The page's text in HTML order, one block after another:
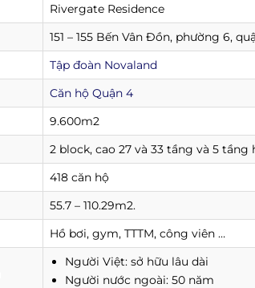
Rivergate Residence
151 – 155 Bến Vân Đồn, phường 6,
Tập đoàn Novaland
Căn hộ Quận 4
9.600m2
2 block, cao 27 và 33 tầng và 5 tầng
418 căn hộ
55.7 – 110.29m2.
Hồ bơi, gym, TTTM, công viên …
Người Việt: sở hữu lâu dài
Người nước ngoài: 50 năm